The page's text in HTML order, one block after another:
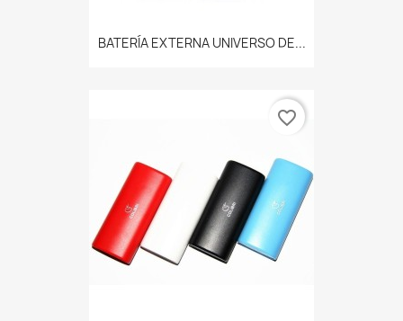
BATERÍA EXTERNA UNIVERSO DE...
favorite_border